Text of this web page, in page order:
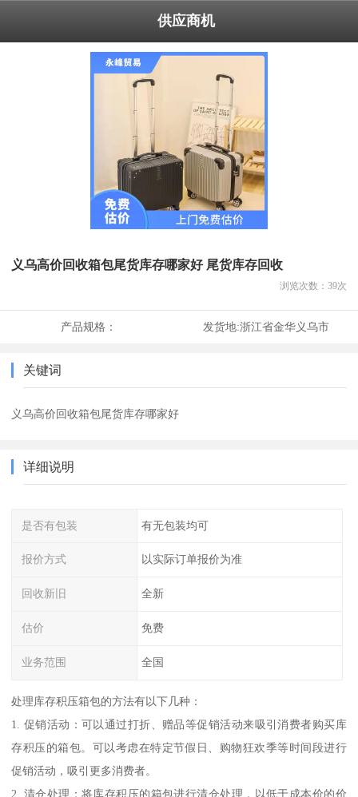
供应商机
义乌高价回收箱包尾货库存哪家好 尾货库存回收
浏览次数： 39次
产品规格： 发货地:浙江省金华义乌市
关键词
义乌高价回收箱包尾货库存哪家好
详细说明
是否有包装 有无包装均可
报价方式 以实际订单报价为准
回收新旧 全新
估价 免费
业务范围 全国
处理库存积压箱包的方法有以下几种：
1. 促销活动：可以通过打折、赠品等促销活动来吸引消费者购买库
存积压的箱包。可以考虑在特定节假日、购物狂欢季等时间段进行
促销活动，吸引更多消费者。
2. 清仓处理：将库存积压的箱包进行清仓处理，以低于成本价的价